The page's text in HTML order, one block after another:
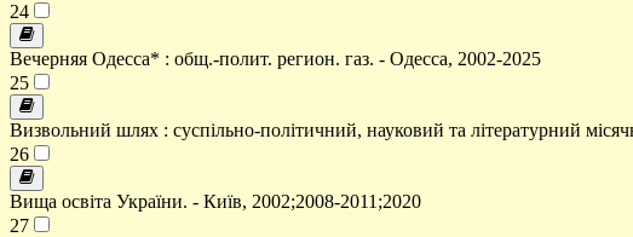
24
Вечерняя Одесса* : общ.-полит. регион. газ. - Одесса, 2002-2025
25
Визвольний шлях : суспільно-політичний, науковий та літературний
26
Вища освіта України. - Київ, 2002;2008-2011;2020
27